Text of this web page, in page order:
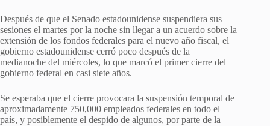
Después de que el Senado estadounidense suspendiera sus
sesiones el martes por la noche sin llegar a un acuerdo sobre la
extensión de los fondos federales para el nuevo año fiscal, el
gobierno estadounidense cerró poco después de la
medianoche del miércoles, lo que marcó el primer cierre del
gobierno federal en casi siete años.
Se esperaba que el cierre provocara la suspensión temporal de
aproximadamente 750,000 empleados federales en todo el
país, y posiblemente el despido de algunos, por parte de la